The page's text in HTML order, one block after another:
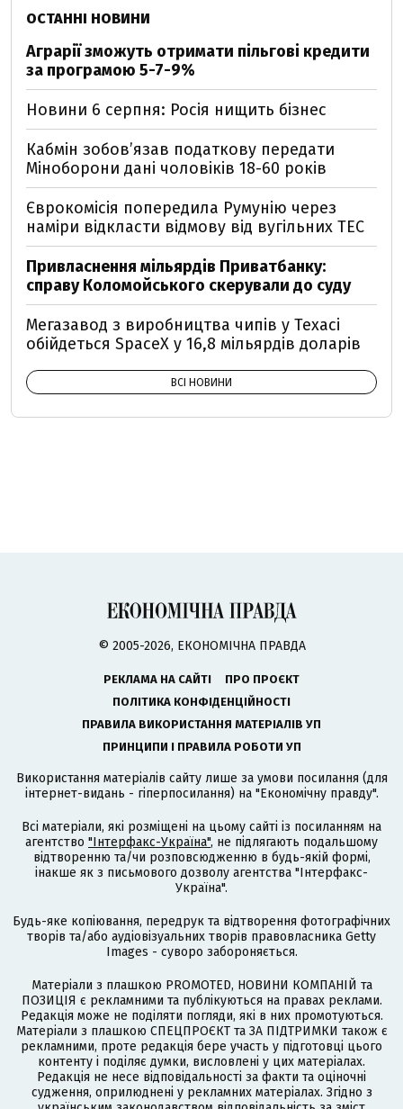
ОСТАННІ НОВИНИ
Аграрії зможуть отримати пільгові кредити
за програмою 5-7-9%
Новини 6 серпня: Росія нищить бізнес
Кабмін зобовʼязав податкову передати
Міноборони дані чоловіків 18-60 років
Єврокомісія попередила Румунію через
наміри відкласти відмову від вугільних ТЕС
Привласнення мільярдів Приватбанку:
справу Коломойського скерували до суду
Мегазавод з виробництва чипів у Техасі
обійдеться SpaceX у 16,8 мільярдів доларів
ВСІ НОВИНИ
© 2005-2026, ЕКОНОМІЧНА ПРАВДА
РЕКЛАМА НА САЙТІ
ПРО ПРОЄКТ
ПОЛІТИКА КОНФІДЕНЦІЙНОСТІ
ПРАВИЛА ВИКОРИСТАННЯ МАТЕРІАЛІВ УП
ПРИНЦИПИ І ПРАВИЛА РОБОТИ УП
Використання матеріалів сайту лише за умови посилання (для
інтернет-видань - гіперпосилання) на "Економічну правду".
Всі матеріали, які розміщені на цьому сайті із посиланням на
агентство "Інтерфакс-Україна", не підлягають подальшому
відтворенню та/чи розповсюдженню в будь-якій формі,
інакше як з письмового дозволу агентства "Інтерфакс-
Україна".
Будь-яке копіювання, передрук та відтворення фотографічних
творів та/або аудіовізуальних творів правовласника Getty
Images - суворо забороняється.
Матеріали з плашкою PROMOTED, НОВИНИ КОМПАНІЙ та
ПОЗИЦІЯ є рекламними та публікуються на правах реклами.
Редакція може не поділяти погляди, які в них промотуються.
Матеріали з плашкою СПЕЦПРОЄКТ та ЗА ПІДТРИМКИ також є
рекламними, проте редакція бере участь у підготовці цього
контенту і поділяє думки, висловлені у цих матеріалах.
Редакція не несе відповідальності за факти та оціночні
судження, оприлюднені у рекламних матеріалах. Згідно з